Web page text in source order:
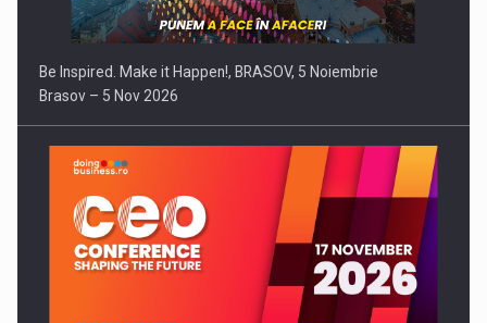
Be Inspired. Make it Happen!, BRASOV, 5 Noiembrie
Brasov – 5 Nov 2026